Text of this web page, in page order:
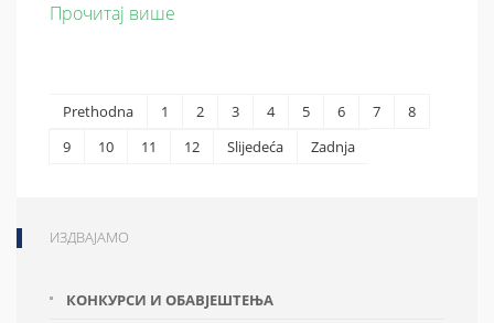
Прочитај више
Prethodna 1 2 3 4 5 6 7
8
9
10 11 12 Slijedeća Zadnja
ИЗДВАЈАМО
КОНКУРСИ И ОБАВЈЕШТЕЊА